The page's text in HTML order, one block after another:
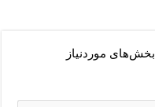
بخش‌های موردنیاز